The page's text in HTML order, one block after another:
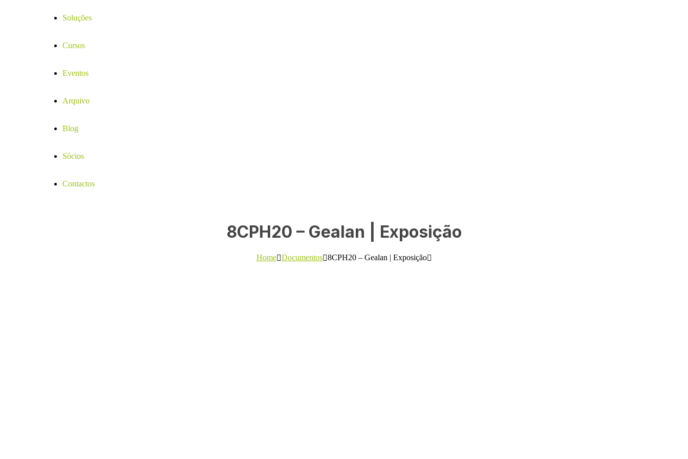
Soluções
Cursos
Eventos
Arquivo
Blog
Sócios
Contactos
8CPH20 – Gealan | Exposição
Home Documentos 8CPH20 – Gealan | Exposição